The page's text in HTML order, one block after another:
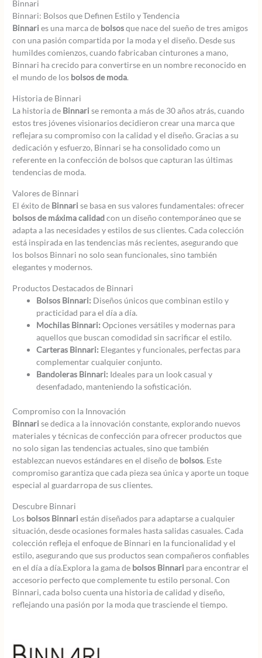
Binnari
Binnari: Bolsos que Definen Estilo y Tendencia
Binnari es una marca de bolsosque nace del sueño de tres amigos
con una pasión compartida por la moda y el diseño. Desde sus
humildes comienzos, cuando fabricaban cinturones a mano,
Binnari ha crecido para convertirse en un nombre reconocido en
el mundo de los bolsos de moda.
Historia de Binnari
La historia de Binnari se remonta a más de 30 años atrás, cuando
estos tres jóvenes visionarios decidieron crear una marca que
reflejara su compromiso con la calidad y el diseño. Gracias a su
dedicación y esfuerzo, Binnari se ha consolidado como un
referente en la confección de bolsos que capturan las últimas
tendencias de moda.
Valores de Binnari
El éxito de Binnari se basa en sus valores fundamentales: ofrecer
bolsos de máxima calidadcon un diseño contemporáneo que se
adapta a las necesidades y estilos de sus clientes. Cada colección
está inspirada en las tendencias más recientes, asegurando que
los bolsos Binnari no solo sean funcionales, sino también
elegantes y modernos.
Productos Destacados de Binnari
Bolsos Binnari: Diseños únicos que combinan estilo y
practicidad para el día a día.
Mochilas Binnari: Opciones versátiles y modernas para
aquellos que buscan comodidad sin sacrificar el estilo.
Carteras Binnari: Elegantes y funcionales, perfectas para
complementar cualquier conjunto.
Bandoleras Binnari: Ideales para un look casual y
desenfadado, manteniendo la sofisticación.
Compromiso con la Innovación
Binnari se dedica a la innovación constante, explorando nuevos
materiales y técnicas de confección para ofrecer productos que
no solo sigan las tendencias actuales, sino que también
establezcan nuevos estándares en el diseño de bolsos. Este
compromiso garantiza que cada pieza sea única y aporte un toque
especial al guardarropa de sus clientes.
Descubre Binnari
Los bolsos Binnari están diseñados para adaptarse a cualquier
situación, desde ocasiones formales hasta salidas casuales. Cada
colección refleja el enfoque de Binnari en la funcionalidad y el
estilo, asegurando que sus productos sean compañeros confiables
en el día a día.Explora la gama de bolsos Binnari para encontrar el
accesorio perfecto que complemente tu estilo personal. Con
Binnari, cada bolso cuenta una historia de calidad y diseño,
reflejando una pasión por la moda que trasciende el tiempo.